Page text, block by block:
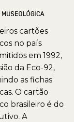
cartões
no país
em 1992,
da Eco-92,
as fichas
O cartão
brasileiro é do
A